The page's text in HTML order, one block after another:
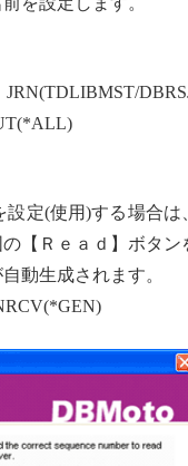
設定(使用)する場合は
【Ｒｅａｄ】ボタン
動生成されます。